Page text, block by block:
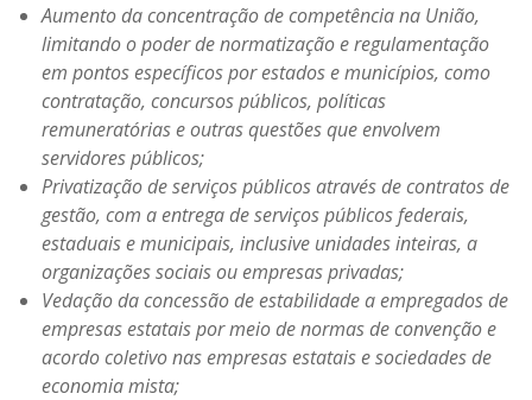
Aumento da concentração de competência na União,
limitando o poder de normatização e regulamentação
em pontos específicos por estados e municípios, como
contratação, concursos públicos, políticas
remuneratórias e outras questões que envolvem
servidores públicos;
Privatização de serviços públicos através de contratos de
gestão, com a entrega de serviços públicos federais,
estaduais e municipais, inclusive unidades inteiras, a
organizações sociais ou empresas privadas;
Vedação da concessão de estabilidade a empregados de
empresas estatais por meio de normas de convenção e
acordo coletivo nas empresas estatais e sociedades de
economia mista;